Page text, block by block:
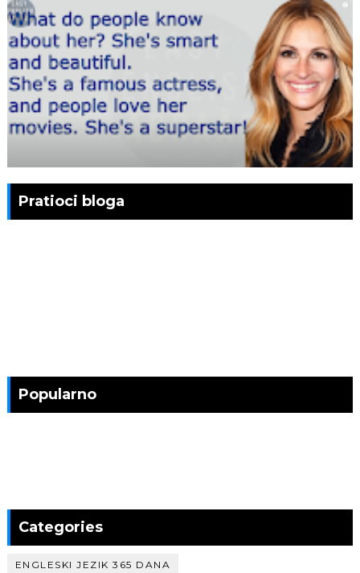
Pratioci bloga
Popularno
Categories
ENGLESKI JEZIK 365 DANA